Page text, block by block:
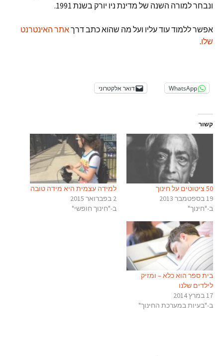
ונבחר למורה השנה של מדינת ניו יורק בשנת 1991.
אפשר ללמוד עוד עליו ועל מה שהוא כתב דרךאתר האינטרנט
שלו.
WhatsApp דואר אלקטרוני
קשור
50 ציטוטים על חינוך
19 בספטמבר 2013
ב-"חינוך"
למידה עצמית היא מידה טובה
2 בפברואר 2015
ב-"חינוך חופשי"
בית ספר הוא כלא – ומזיק
לילדים שלנו
17 במרץ 2014
ב-"בעיות במערכת החינוך"